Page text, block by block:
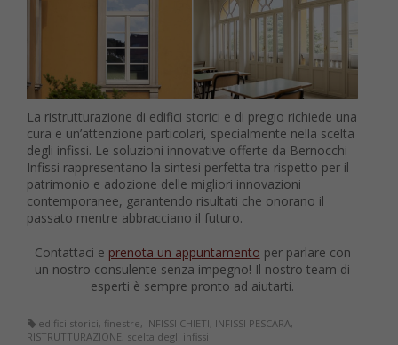
La ristrutturazione di edifici storici e di pregio richiede una
cura e un’attenzione particolari, specialmente nella scelta
degli infissi. Le soluzioni innovative offerte da Bernocchi
Infissi rappresentano la sintesi perfetta tra rispetto per il
patrimonio e adozione delle migliori innovazioni
contemporanee, garantendo risultati che onorano il
passato mentre abbracciano il futuro.
Contattaci e prenota un appuntamento per parlare con
un nostro consulente senza impegno! Il nostro team di
esperti è sempre pronto ad aiutarti.
edifici storici, finestre, INFISSI CHIETI, INFISSI PESCARA,
RISTRUTTURAZIONE, scelta degli infissi